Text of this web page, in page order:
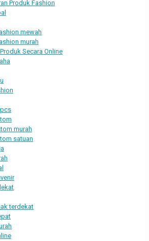
Produk Fashion
mewah
murah
Secara Online
murah
satuan
terdekat